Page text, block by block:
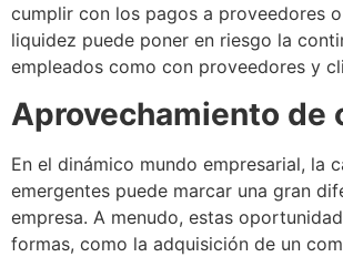
cumplir con los pagos a proveedores
liquidez puede poner en riesgo la
empleados como con proveedores y
Aprovechamiento de
En el dinámico mundo empresarial,
emergentes puede marcar una gran
empresa. A menudo, estas
formas, como la adquisición de un